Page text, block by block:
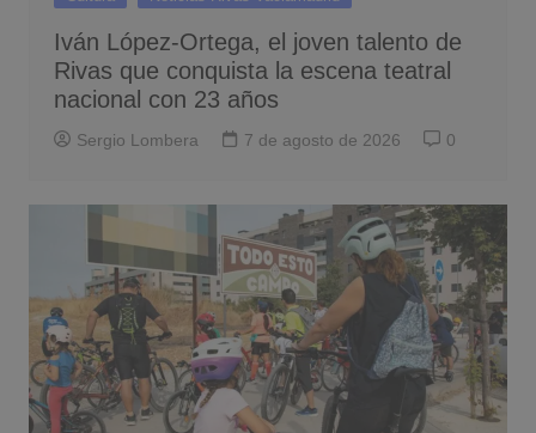
Iván López-Ortega, el joven talento de
Rivas que conquista la escena teatral
nacional con 23 años
Sergio Lombera 7 de agosto de 2026 0